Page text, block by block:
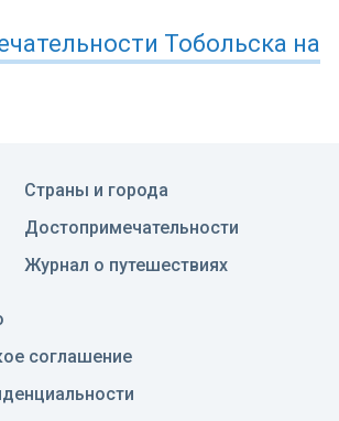
Тобольска на
Страны и города
Достопримечательности
Журнал о путешествиях
соглашение